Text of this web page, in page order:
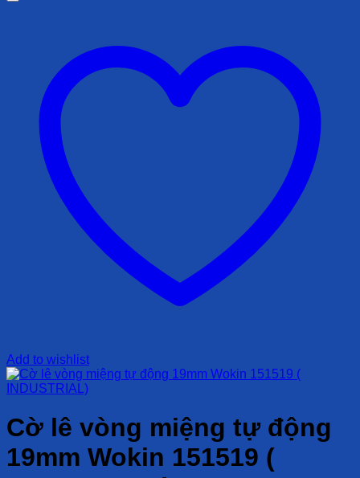
Add to wishlist
Cờ lê vòng miệng tự động
19mm Wokin 151519 (